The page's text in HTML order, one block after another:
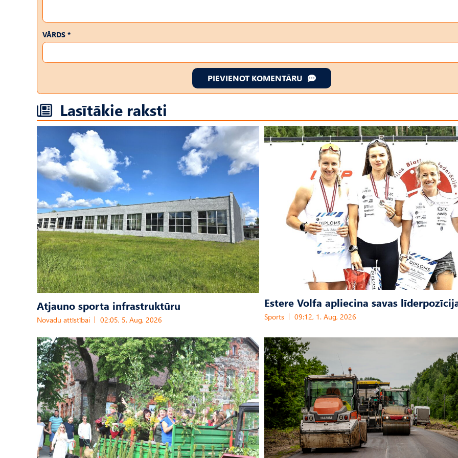
VĀRDS *
PIEVIENOT KOMENTĀRU
Lasītākie raksti
Atjauno sporta infrastruktūru
Novadu attīstībai 02:05, 5. Aug, 2026
Estere Volfa apliecina savas
Sports 09:12, 1. Aug, 2026